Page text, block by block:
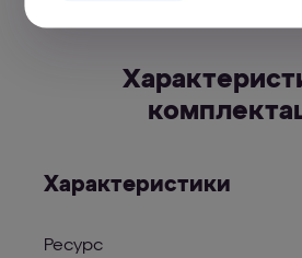
Характеристики
Ресурс